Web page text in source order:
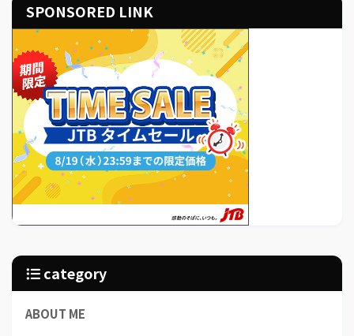
SPONSORED LINK
category
ABOUT ME